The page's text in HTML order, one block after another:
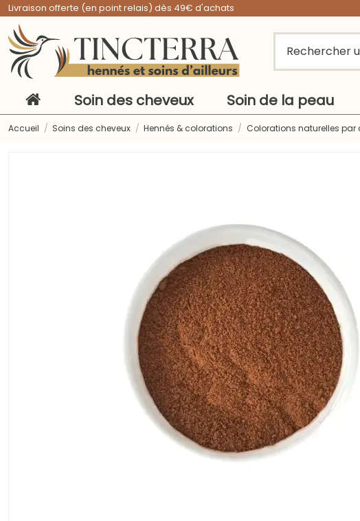
Livraison offerte (en point relais) dès 49€ d'achats
Soin des cheveux Soin de la peau
Accueil Soins des cheveux Hennés & colorations Colorations naturelles par